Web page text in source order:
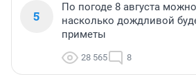
5
По погоде 8 августа
насколько дождливой
приметы
28 565 8